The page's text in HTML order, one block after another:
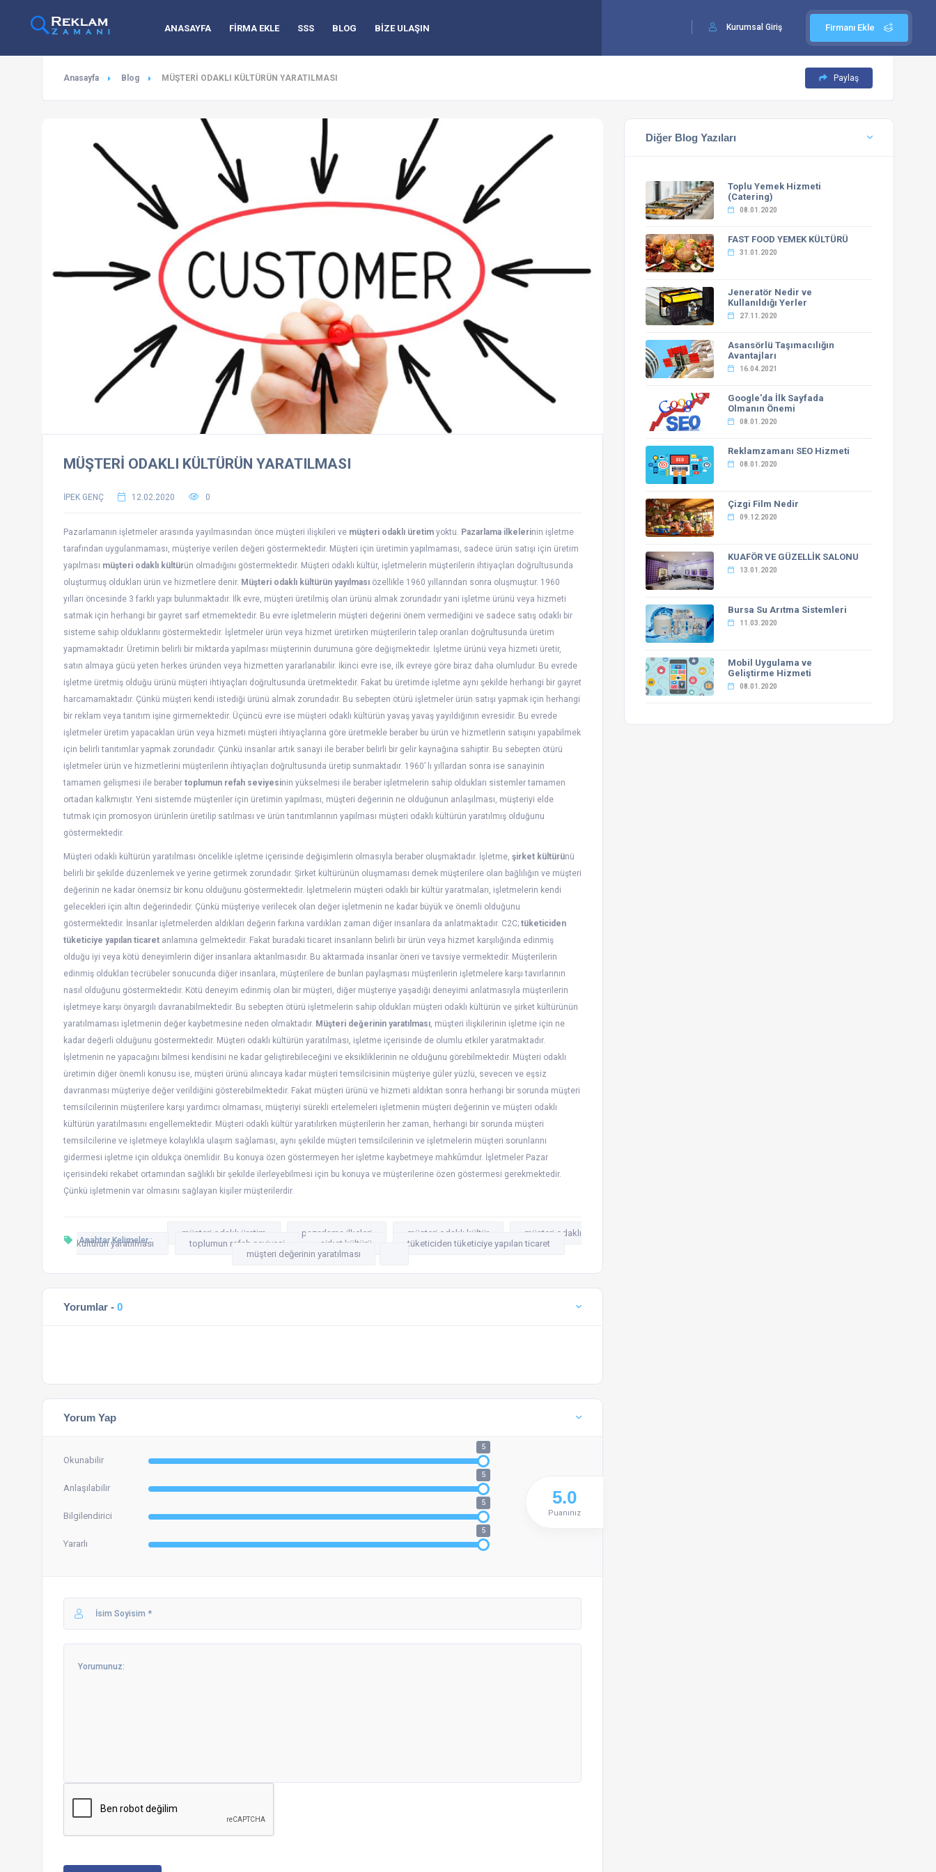
Firmanı Ekle
Kurumsal Giriş
ANASAYFA FİRMA EKLE SSS BLOG BİZE ULAŞIN
Anasayfa Blog MÜŞTERİ ODAKLI KÜLTÜRÜN YARATILMASI Paylaş
MÜŞTERİ ODAKLI KÜLTÜRÜN YARATILMASI
İPEK GENÇ 12.02.2020 0
Pazarlamanın işletmeler arasında yayılmasından önce müşteri ilişkileri ve müşteri odaklı üretim yoktu. Pazarlama ilkelerinin işletme
tarafından uygulanmaması, müşteriye verilen değeri göstermektedir. Müşteri için üretimin yapılmaması, sadece ürün satışı için üretim
yapılması müşteri odaklı kültürün olmadığını göstermektedir. Müşteri odaklı kültür, işletmelerin müşterilerin ihtiyaçları doğrultusunda
oluşturmuş oldukları ürün ve hizmetlere denir. Müşteri odaklı kültürün yayılması özellikle 1960 yıllarından sonra oluşmuştur. 1960
yılları öncesinde 3 farklı yapı bulunmaktadır. İlk evre, müşteri üretilmiş olan ürünü almak zorundadır yani işletme ürünü veya hizmeti
satmak için herhangi bir gayret sarf etmemektedir. Bu evre işletmelerin müşteri değerini önem vermediğini ve sadece satış odaklı bir
sisteme sahip olduklarını göstermektedir. İşletmeler ürün veya hizmet üretirken müşterilerin talep oranları doğrultusunda üretim
yapmamaktadır. Üretimin belirli bir miktarda yapılması müşterinin durumuna göre değişmektedir. İşletme ürünü veya hizmeti üretir,
satın almaya gücü yeten herkes üründen veya hizmetten yararlanabilir. İkinci evre ise, ilk evreye göre biraz daha olumludur. Bu evrede
işletme üretmiş olduğu ürünü müşteri ihtiyaçları doğrultusunda üretmektedir. Fakat bu üretimde işletme aynı şekilde herhangi bir gayret
harcamamaktadır. Çünkü müşteri kendi istediği ürünü almak zorundadır. Bu sebepten ötürü işletmeler ürün satışı yapmak için herhangi
bir reklam veya tanıtım işine girmemektedir. Üçüncü evre ise müşteri odaklı kültürün yavaş yavaş yayıldığının evresidir. Bu evrede
işletmeler üretim yapacakları ürün veya hizmeti müşteri ihtiyaçlarına göre üretmekle beraber bu ürün ve hizmetlerin satışını yapabilmek
için belirli tanıtımlar yapmak zorundadır. Çünkü insanlar artık sanayi ile beraber belirli bir gelir kaynağına sahiptir. Bu sebepten ötürü
işletmeler ürün ve hizmetlerini müşterilerin ihtiyaçları doğrultusunda üretip sunmaktadır. 1960’ lı yıllardan sonra ise sanayinin
tamamen gelişmesi ile beraber toplumun refah seviyesinin yükselmesi ile beraber işletmelerin sahip oldukları sistemler tamamen
ortadan kalkmıştır. Yeni sistemde müşteriler için üretimin yapılması, müşteri değerinin ne olduğunun anlaşılması, müşteriyi elde
tutmak için promosyon ürünlerin üretilip satılması ve ürün tanıtımlarının yapılması müşteri odaklı kültürün yaratılmış olduğunu
göstermektedir.
Müşteri odaklı kültürün yaratılması öncelikle işletme içerisinde değişimlerin olmasıyla beraber oluşmaktadır. İşletme, şirket kültürünü
belirli bir şekilde düzenlemek ve yerine getirmek zorundadır. Şirket kültürünün oluşmaması demek müşterilere olan bağlılığın ve müşteri
değerinin ne kadar önemsiz bir konu olduğunu göstermektedir. İşletmelerin müşteri odaklı bir kültür yaratmaları, işletmelerin kendi
gelecekleri için altın değerindedir. Çünkü müşteriye verilecek olan değer işletmenin ne kadar büyük ve önemli olduğunu
göstermektedir. İnsanlar işletmelerden aldıkları değerin farkına vardıkları zaman diğer insanlara da anlatmaktadır. C2C; tüketiciden
tüketiciye yapılan ticaret anlamına gelmektedir. Fakat buradaki ticaret insanların belirli bir ürün veya hizmet karşılığında edinmiş
olduğu iyi veya kötü deneyimlerin diğer insanlara aktarılmasıdır. Bu aktarmada insanlar öneri ve tavsiye vermektedir. Müşterilerin
edinmiş oldukları tecrübeler sonucunda diğer insanlara, müşterilere de bunları paylaşması müşterilerin işletmelere karşı tavırlarının
nasıl olduğunu göstermektedir. Kötü deneyim edinmiş olan bir müşteri, diğer müşteriye yaşadığı deneyimi anlatmasıyla müşterilerin
işletmeye karşı önyargılı davranabilmektedir. Bu sebepten ötürü işletmelerin sahip oldukları müşteri odaklı kültürün ve şirket kültürünün
yaratılmaması işletmenin değer kaybetmesine neden olmaktadır. Müşteri değerinin yaratılması, müşteri ilişkilerinin işletme için ne
kadar değerli olduğunu göstermektedir. Müşteri odaklı kültürün yaratılması, işletme içerisinde de olumlu etkiler yaratmaktadır.
İşletmenin ne yapacağını bilmesi kendisini ne kadar geliştirebileceğini ve eksikliklerinin ne olduğunu görebilmektedir. Müşteri odaklı
üretimin diğer önemli konusu ise, müşteri ürünü alıncaya kadar müşteri temsilcisinin müşteriye güler yüzlü, sevecen ve eşsiz
davranması müşteriye değer verildiğini gösterebilmektedir. Fakat müşteri ürünü ve hizmeti aldıktan sonra herhangi bir sorunda müşteri
temsilcilerinin müşterilere karşı yardımcı olmaması, müşteriyi sürekli ertelemeleri işletmenin müşteri değerinin ve müşteri odaklı
kültürün yaratılmasını engellemektedir. Müşteri odaklı kültür yaratılırken müşterilerin her zaman, herhangi bir sorunda müşteri
temsilcilerine ve işletmeye kolaylıkla ulaşım sağlaması, aynı şekilde müşteri temsilcilerinin ve işletmelerin müşteri sorunlarını
gidermesi işletme için oldukça önemlidir. Bu konuya özen göstermeyen her işletme kaybetmeye mahkûmdur. İşletmeler Pazar
içerisindeki rekabet ortamından sağlıklı bir şekilde ilerleyebilmesi için bu konuya ve müşterilerine özen göstermesi gerekmektedir.
Çünkü işletmenin var olmasını sağlayan kişiler müşterilerdir.
Anahtar Kelimeler :
müşteri odaklı üretim pazarlama ilkeleri müşteri odaklı kültür
müşteri odaklı
kültürün yaratılması
toplumun refah seviyesi şirket kültürü
tüketiciden tüketiciye yapılan ticaret
müşteri değerinin yaratılması
Yorumlar - 0
Yorum Yap
Okunabilir
5
Anlaşılabilir
5
Bilgilendirici
5
Yararlı
5
Puanınız
Diğer Blog Yazıları
Toplu Yemek Hizmeti
(Catering)
08.01.2020
FAST FOOD YEMEK KÜLTÜRÜ
31.01.2020
Jeneratör Nedir ve
Kullanıldığı Yerler
27.11.2020
Asansörlü Taşımacılığın
Avantajları
16.04.2021
Google'da İlk Sayfada
Olmanın Önemi
08.01.2020
Reklamzamanı SEO Hizmeti
08.01.2020
Çizgi Film Nedir
09.12.2020
KUAFÖR VE GÜZELLİK SALONU
13.01.2020
Bursa Su Arıtma Sistemleri
11.03.2020
Mobil Uygulama ve
Geliştirme Hizmeti
08.01.2020